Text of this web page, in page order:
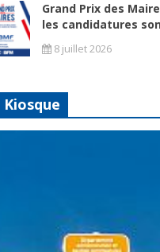
Grand Prix des
les candidatures
8 juillet 2026
Kiosque